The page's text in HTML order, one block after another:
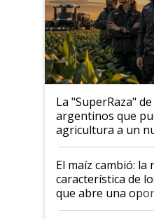
La "SuperRaza"
argentinos que
agricultura a un
posibilidades de
infinitas"
El maíz cambió: la
característica de
que abre una
el lote